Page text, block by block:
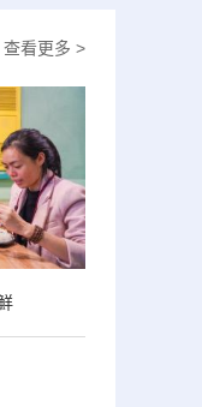
查看更多 >